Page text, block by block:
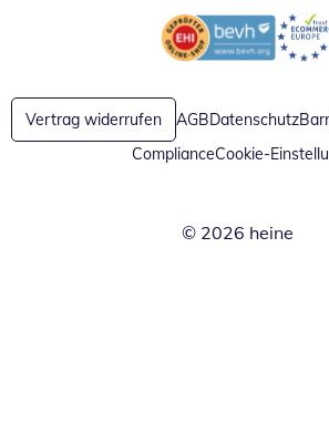
Öffnet in neuem
Vertrag widerrufen AGBDatenschutz
ComplianceCookie-
© 2026 heine